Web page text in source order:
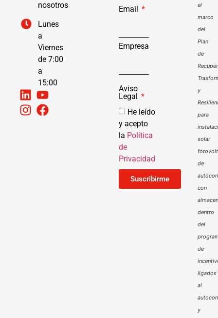
nosotros
Lunes
a
Viernes
de 7:00
a
15:00
Email
Empresa
Aviso
Legal
He leído
y acepto
la Política
de
Privacidad
Suscribirme
el
marco
del
Plan
de
y
para
solar
de
con
dentro
del
de
ligados
al
y